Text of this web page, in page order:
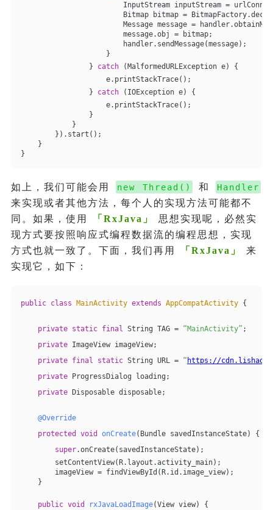
InputStream inputStream =
Bitmap bitmap =
Message message =
message.obj = bitmap;
handler.sendMessage(message);
}
} catch (MalformedURLException e) {
e.printStackTrace();
} catch (IOException e) {
e.printStackTrace();
}
}
}).start();
}
}
如上，我们可能会用 new Thread() 和 Handler
来实现或者其他方法，每个人的实现方法可能都不
同。如果，使用
「 RxJava 」
思想实现呢，必然实
现方式要按照响应式编程数据流的编程思想，实现
方式也就一致了。下面，我们再用
「 RxJava 」
来
实现它，如下：
public class MainActivity extends AppCompatActivity {
private static final String TAG = “MainActivity” ;
private ImageView imageView;
private final static String URL = “ https://
private ProgressDialog loading;
private Disposable disposable;
@Override
protected
void onCreate(Bundle savedInstanceState)
{
super.onCreate(savedInstanceState);
setContentView(R.layout.activity_main);
imageView = findViewById(R.id.image_view);
}
public void rxJavaLoadImage(View view)
{